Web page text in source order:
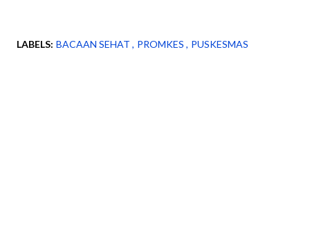
LABELS: BACAAN SEHAT PROMKES PUSKESMAS